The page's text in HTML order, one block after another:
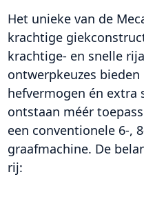
Het unieke van de
krachtige
krachtige- en snelle
ontwerpkeuzes
hefvermogen én
ontstaan méér
een conventionele 6-,
graafmachine. De
rij: